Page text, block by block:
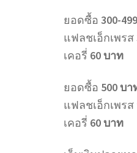
ยอดซื้อ300-
แฟลชเอ็กเพรส
เคอรี่ 60 บาท
ยอดซื้อ 500 บ
แฟลชเอ็กเพรส
เคอรี่ 60 บาท